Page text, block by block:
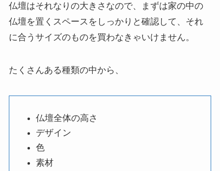
仏壇はそれなりの大きさなので、まずは家の中の
仏壇を置くスペースをしっかりと確認して、それ
に合うサイズのものを買わなきゃいけません。
たくさんある種類の中から、
仏壇全体の高さ
デザイン
色
素材